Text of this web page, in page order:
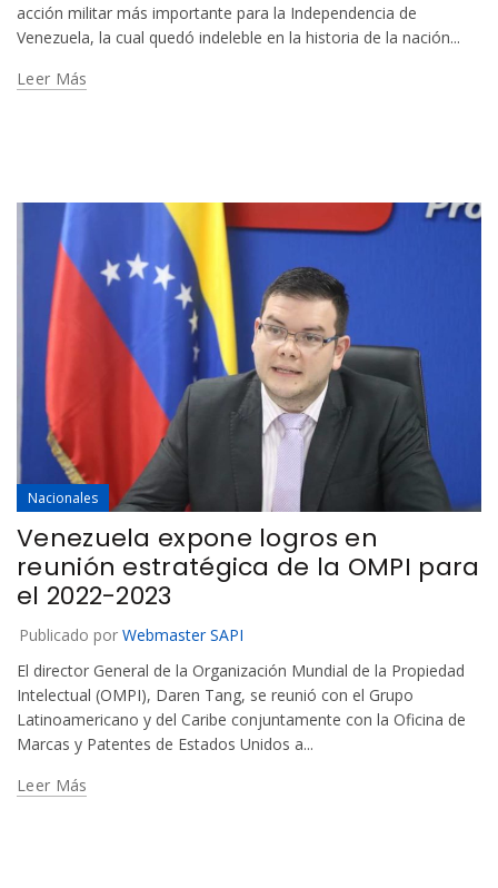
acción militar más importante para la Independencia de
Venezuela, la cual quedó indeleble en la historia de la nación...
Leer Más
Nacionales
Venezuela expone logros en
reunión estratégica de la OMPI para
el 2022-2023
Publicado por Webmaster SAPI
El director General de la Organización Mundial de la Propiedad
Intelectual (OMPI), Daren Tang, se reunió con el Grupo
Latinoamericano y del Caribe conjuntamente con la Oficina de
Marcas y Patentes de Estados Unidos a...
Leer Más